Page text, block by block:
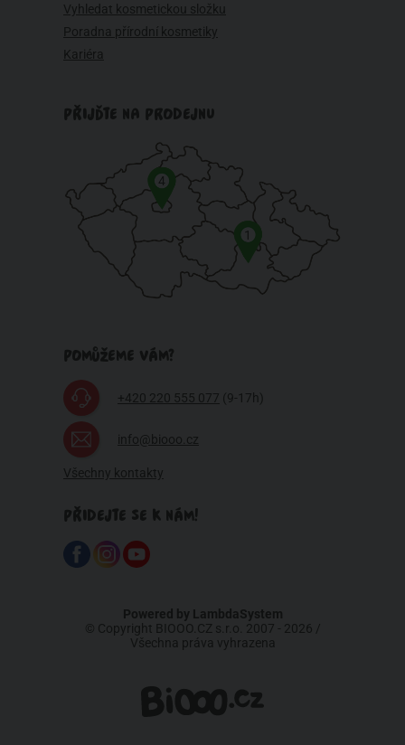
Vyhledat kosmetickou složku
Poradna přírodní kosmetiky
Kariéra
PŘIJĎTE NA PRODEJNU
1
4
POMŮŽEME VÁM?
+420 220 555 077 (9-17h)
info@biooo.cz
Všechny kontakty
PŘIDEJTE SE K NÁM!
Powered by LambdaSystem
© Copyright BIOOO.CZ s.r.o. 2007 - 2026 /
Všechna práva vyhrazena